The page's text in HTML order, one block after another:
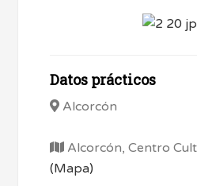
Datos prácticos
Alcorcón
Alcorcón, Centro
(Mapa)